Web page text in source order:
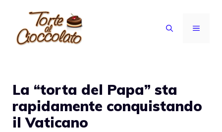
contenuto
MENU
La “torta del Papa” sta
rapidamente conquistando
il Vaticano